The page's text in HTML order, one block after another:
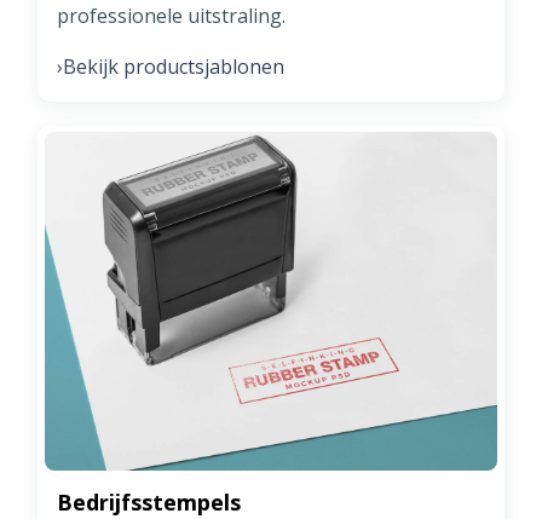
professionele uitstraling.
›Bekijk productsjablonen
Bedrijfsstempels